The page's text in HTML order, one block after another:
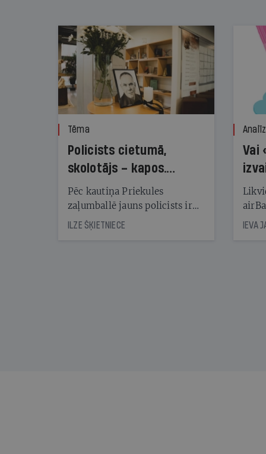
Tēma
Policists cietumā,
skolotājs – kapos.
Reibuma cena Priekulē
Pēc kautiņa Priekules
zaļumballē jauns policists ir
nonācis cietumā, bet
cienījams pedagogs — kapos.
ILZE ŠĶIETNIECE
Vai
kas
IEVA